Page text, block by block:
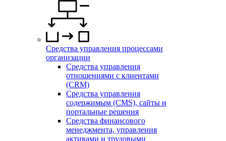
Средства управления процессами
организации
Средства управления
отношениями с клиентами
(CRM)
Средства управления
содержимым (CMS), сайты и
портальные решения
Средства финансового
менеджмента, управления
активами и трудовыми